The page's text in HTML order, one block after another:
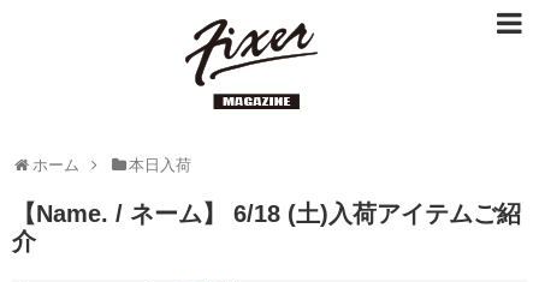
ホーム 本日入荷
【Name. / ネーム】 6/18 (土)入荷アイテムご紹
介